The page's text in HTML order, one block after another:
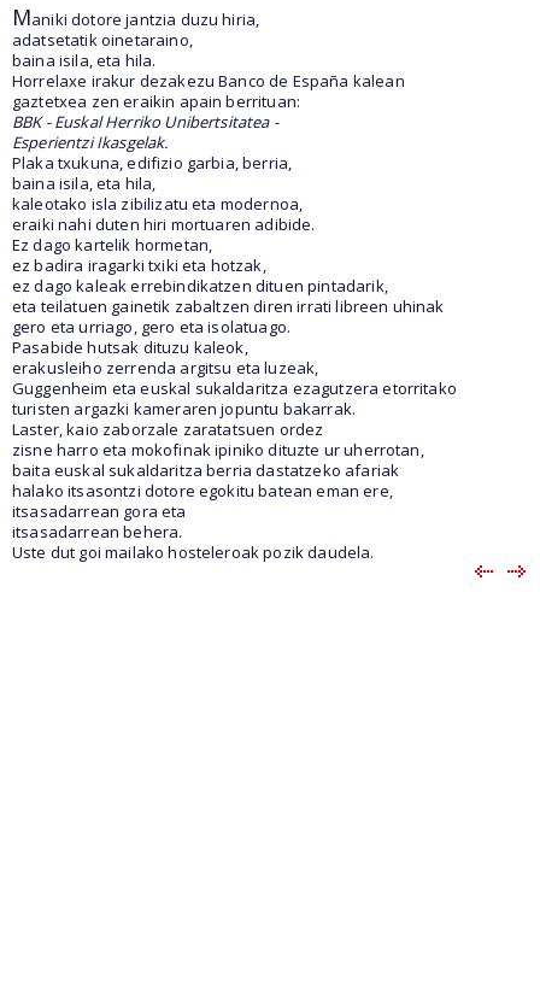
Maniki dotore jantzia duzu hiria,
adatsetatik oinetaraino,
baina isila, eta hila.
Horrelaxe irakur dezakezu Banco de España kalean
gaztetxea zen eraikin apain berrituan:
BBK - Euskal Herriko Unibertsitatea -
Esperientzi Ikasgelak.
Plaka txukuna, edifizio garbia, berria,
baina isila, eta hila,
kaleotako isla zibilizatu eta modernoa,
eraiki nahi duten hiri mortuaren adibide.
Ez dago kartelik hormetan,
ez badira iragarki txiki eta hotzak,
ez dago kaleak errebindikatzen dituen pintadarik,
eta teilatuen gainetik zabaltzen diren irrati libreen uhinak
gero eta urriago, gero eta isolatuago.
Pasabide hutsak dituzu kaleok,
erakusleiho zerrenda argitsu eta luzeak,
Guggenheim eta euskal sukaldaritza ezagutzera etorritako
turisten argazki kameraren jopuntu bakarrak.
Laster, kaio zaborzale zaratatsuen ordez
zisne harro eta mokofinak ipiniko dituzte ur uherrotan,
baita euskal sukaldaritza berria dastatzeko afariak
halako itsasontzi dotore egokitu batean eman ere,
itsasadarrean gora eta
itsasadarrean behera.
Uste dut goi mailako hosteleroak pozik daudela.